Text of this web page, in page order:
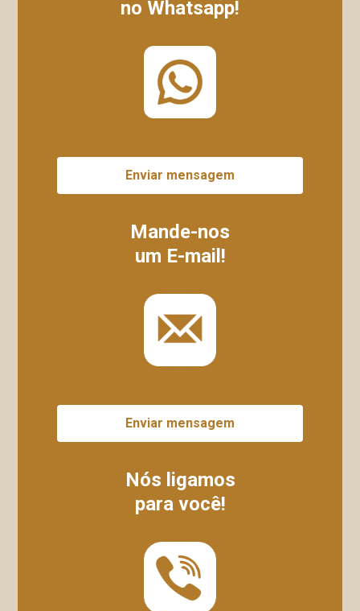
no Whatsapp!
Enviar mensagem
Mande-nos
um E-mail!
Enviar mensagem
Nós ligamos
para você!